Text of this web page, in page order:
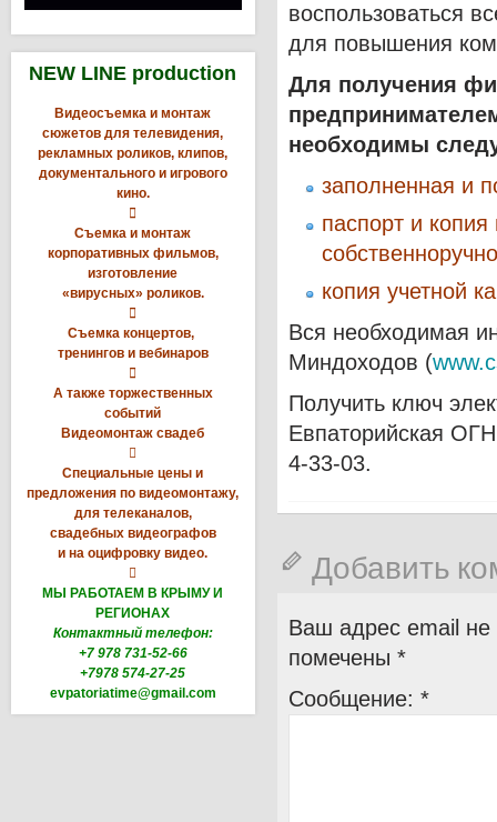
NEW LINE production
Видеосъемка и монтаж
сюжетов для телевидения,
рекламных роликов, клипов,
документального и игрового
кино.

Съемка и монтаж
корпоративных фильмов,
изготовление
«вирусных» роликов.

Съемка концертов,
тренингов и вебинаров

А также торжественных
событий
Видеомонтаж свадеб

Специальные цены и
предложения по видеомонтажу,
для телеканалов,
свадебных видеографов
и на оцифровку видео.

МЫ РАБОТАЕМ В КРЫМУ И
РЕГИОНАХ
Контактный телефон:
+7 978 731-52-66
+7978 574-27-25
evpatoriatime@gmail.com
воспользоваться
для повышения
Для получения
необходимы
заполненная и
паспорт и
копия учетной
Вся необходимая
Миндоходов (
Получить ключ
Евпаторийская
4-33-03.
Добавить
Ваш адрес email не
помечены *
Сообщение: *